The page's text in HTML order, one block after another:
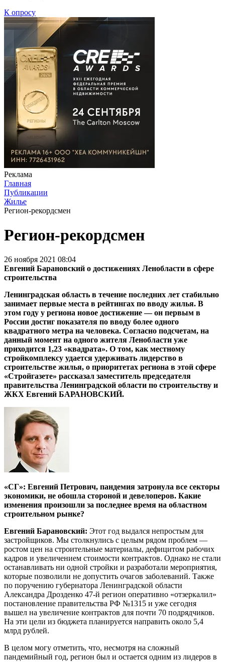
К опросу
Реклама
Главная
Публикации
Жилье
Регион-рекордсмен
Регион-рекордсмен
26 ноября 2021 08:04
Евгений Барановский о достижениях Ленобласти в сфере
строительства
Ленинградская область в течение последних лет стабильно
занимает первые места в рейтингах по вводу жилья. В
этом году у региона новое достижение — он первым в
России достиг показателя по вводу более одного
квадратного метра на человека. Согласно подсчетам, на
данный момент на одного жителя Ленобласти уже
приходится 1,23 «квадрата». О том, как местному
стройкомплексу удается удерживать лидерство в
строительстве жилья, о приоритетах региона в этой сфере
«Стройгазете» рассказал заместитель председателя
правительства Ленинградской области по строительству и
ЖКХ Евгений БАРАНОВСКИЙ.
«СГ»: Евгений Петрович, пандемия затронула все секторы
экономики, не обошла стороной и девелоперов. Какие
изменения произошли за последнее время на областном
строительном рынке?
Евгений Барановский: Этот год выдался непростым для
застройщиков. Мы столкнулись с целым рядом проблем —
ростом цен на строительные материалы, дефицитом рабочих
кадров и увеличением стоимости контрактов. Однако не стали
останавливать ни одной стройки и разработали мероприятия,
которые позволили не допустить очагов заболеваний. Также
по поручению губернатора Ленинградской области
Александра Дрозденко 47-й регион оперативно «отзеркалил»
постановление правительства РФ №1315 и уже сегодня
вышел на увеличение контрактов для почти 70 подрядчиков.
На эти цели из бюджета планируется направить около 5,4
млрд рублей.
В целом могу отметить, что, несмотря на сложный
пандемийный год, регион был и остается одним из лидеров в